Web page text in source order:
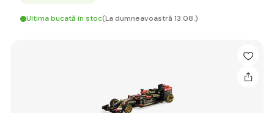
Ultima bucată în stoc(La dumneavoastră 13.08.)